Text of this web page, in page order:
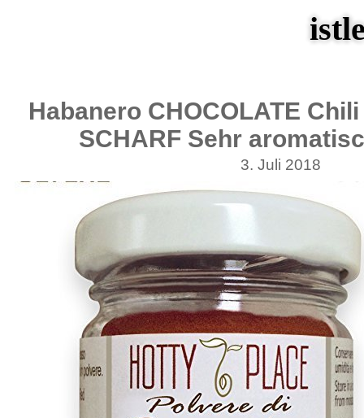
Habanero CHOCOLATE
SCHARF Sehr
3. Juli 2018